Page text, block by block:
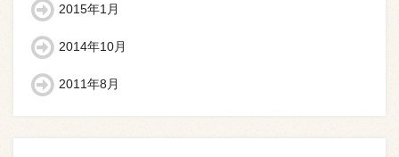
2015年1月
2014年10月
2011年8月